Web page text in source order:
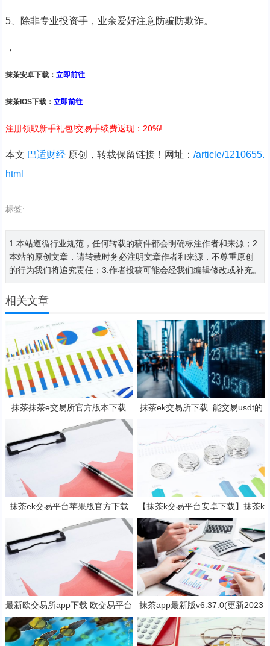
5、除非专业投资手，业余爱好注意防骗防欺诈。
，
抹茶安卓下载： 立即前往
抹茶IOS下载： 立即前往
注册领取新手礼包!交易手续费返现：20%!
本文 巴适财经原创，转载保留链接！网址： /article/1210655.
html
标签:
1.本站遵循行业规范，任何转载的稿件都会明确标注作者和来源；2.
本站的原创文章，请转载时务必注明文章作者和来源，不尊重原创
的行为我们将追究责任；3.作者投稿可能会经我们编辑修改或补充。
相关文章
抹茶抹茶e交易所官方版本下载
（支持安卓iOS官方下载）
抹茶ek交易所下载_能交易usdt的
抹茶ek交易平台苹果版官方下载
抹茶b钱包v6.2.3下载地址
【抹茶k交易平台安卓下载】抹茶k
钱包官网2023下载v7.3.5
最新欧交易所app下载 欧交易平台
v6.17.0最新版
抹茶app最新版v6.37.0(更新2023
抹茶交易官网版本)